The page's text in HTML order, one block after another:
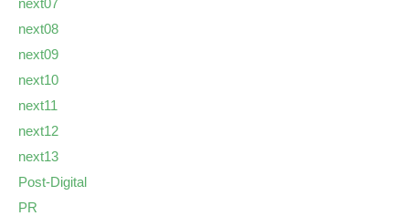
next07
next08
next09
next10
next11
next12
next13
Post-Digital
PR